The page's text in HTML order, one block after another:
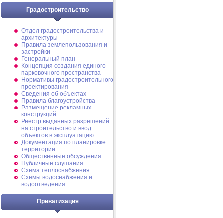
Градостроительство
Отдел градостроительства и
архитектуры
Правила землепользования и
застройки
Генеральный план
Концепция создания единого
парковочного пространства
Нормативы градостроительного
проектирования
Сведения об объектах
Правила благоустройства
Размещение рекламных
конструкций
Реестр выданных разрешений
на строительство и ввод
объектов в эксплуатацию
Документация по планировке
территории
Общественные обсуждения
Публичные слушания
Схема теплоснабжения
Схемы водоснабжения и
водоотведения
Приватизация